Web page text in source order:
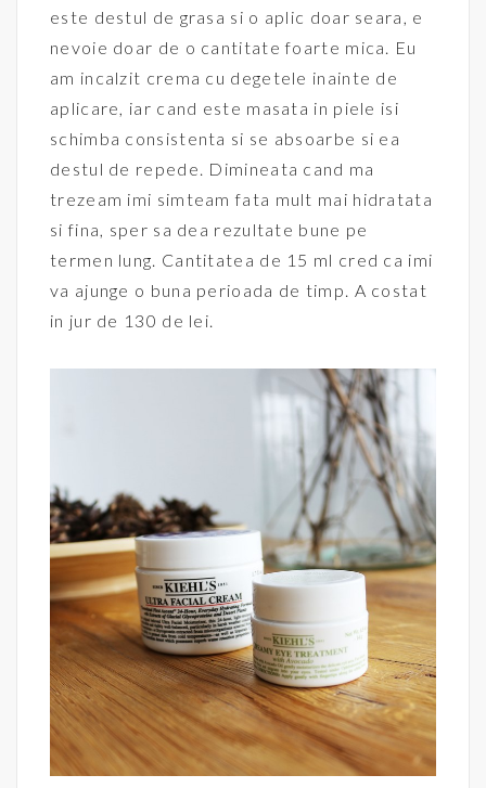
este destul de grasa si o aplic doar seara, e
nevoie doar de o cantitate foarte mica. Eu
am incalzit crema cu degetele inainte de
aplicare, iar cand este masata in piele isi
schimba consistenta si se absoarbe si ea
destul de repede. Dimineata cand ma
trezeam imi simteam fata mult mai hidratata
si fina, sper sa dea rezultate bune pe
termen lung. Cantitatea de 15 ml cred ca imi
va ajunge o buna perioada de timp. A costat
in jur de 130 de lei.